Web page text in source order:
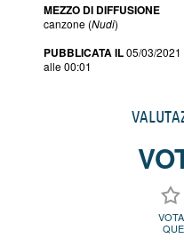
MEZZO DI DIFFUSIONE
canzone (Nudi)
PUBBLICATA IL05/03/2021
alle 00:01